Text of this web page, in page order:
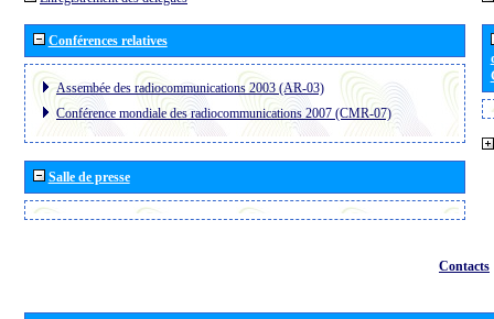
Conférences relatives
Assembée des radiocommunications 2003 (AR-03)
Conférence mondiale des radiocommunications 2007 (CMR-07)
Salle de presse
Contacts